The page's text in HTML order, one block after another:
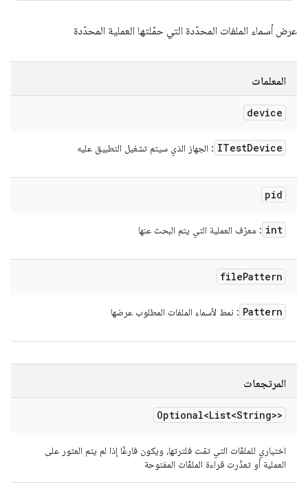
عرض أسماء الملفات المحدّدة التي حمّلتها العملية المحدّدة
المعلمات
device
ITestDevice : الجهاز الذي سيتم تشغيل التطبيق عليه
pid
int : معرّف العملية التي يتم البحث عنها
filePattern
Pattern : نمط لأسماء الملفات المطلوب عرضها
المرتجعات
Optional<List<String>>
اختياري للملفّات التي تمّت فلترتها، ويكون فارغًا إذا لم يتم العثور على
العملية أو تعذّرت قراءة الملفّات المفتوحة